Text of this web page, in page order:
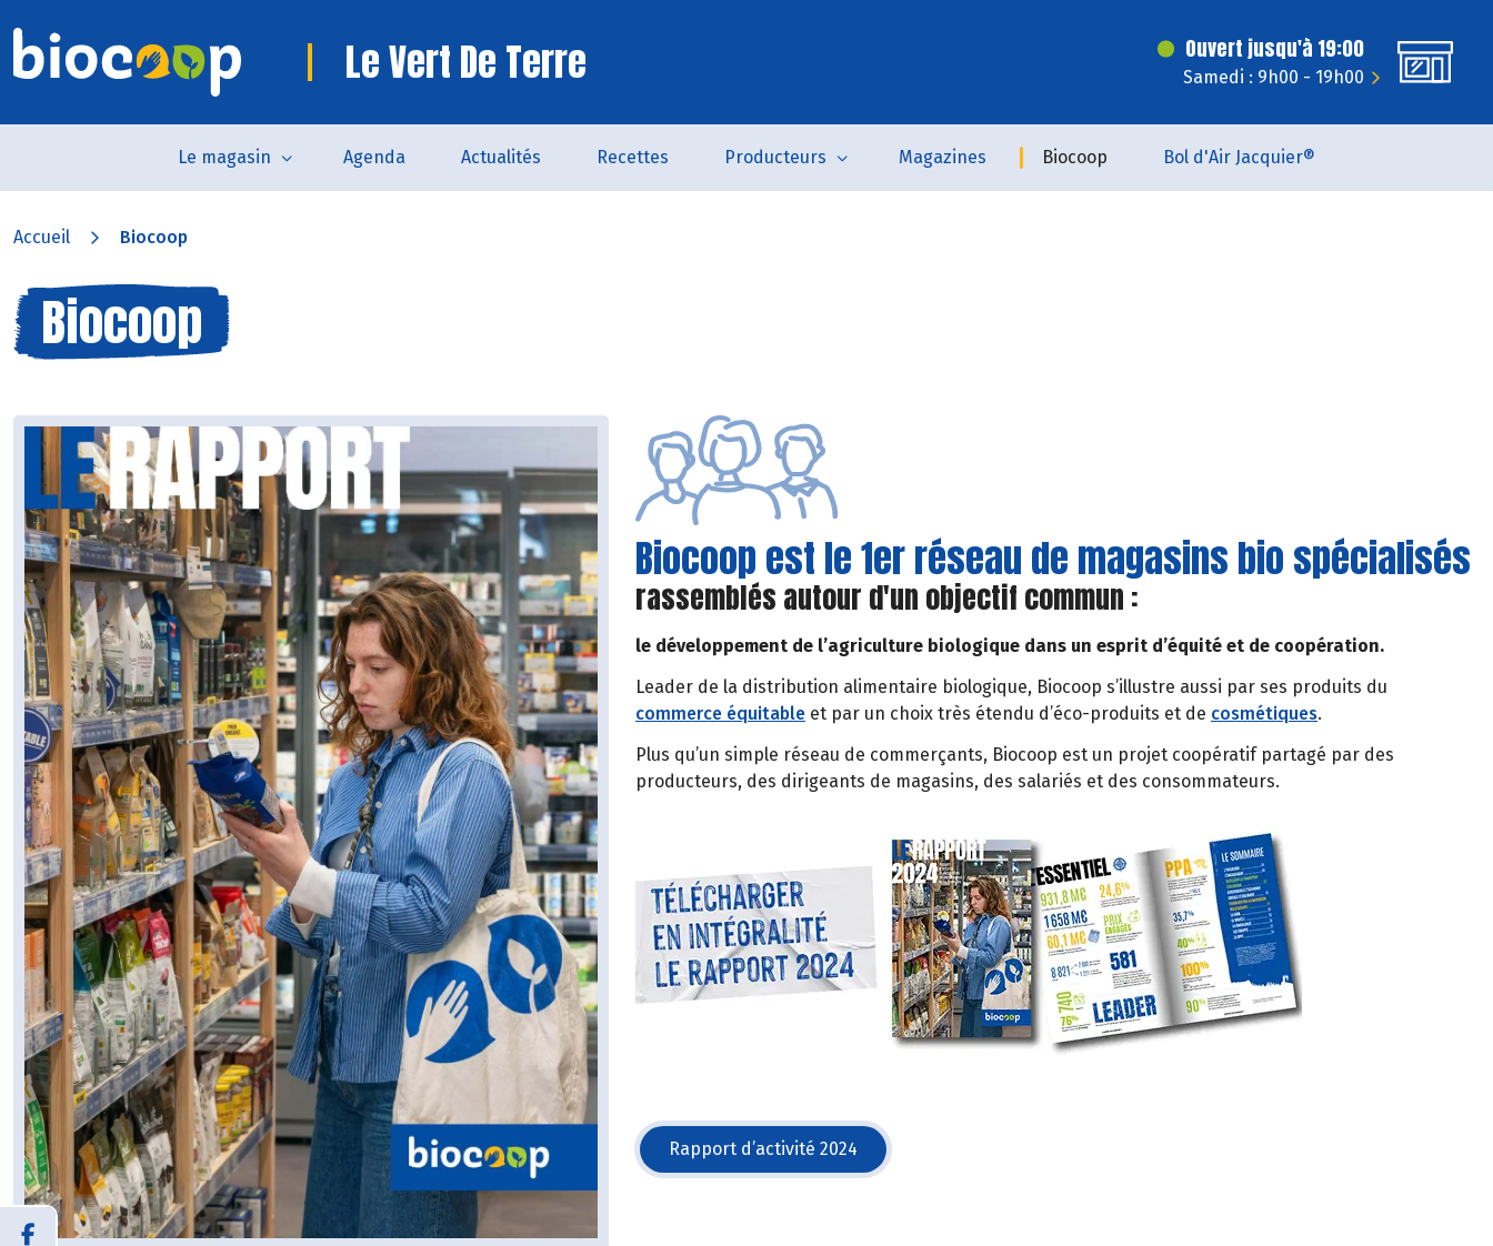
Le Vert De Terre Ouvert jusqu'à 19:00
Samedi : 9h00 - 19h00
Le magasin Agenda Actualités Recettes Producteurs Magazines Biocoop Bol d'Air Jacquier®
Accueil Biocoop
Biocoop
Biocoop est le 1er réseau de magasins bio spécialisés
rassemblés autour d'un objectif commun :
le développement de l’agriculture biologique dans un esprit d’équité et de coopération.
Leader de la distribution alimentaire biologique, Biocoop s’illustre aussi par ses produits du
commerce équitable et par un choix très étendu d’éco-produits et de cosmétiques.
Plus qu’un simple réseau de commerçants, Biocoop est un projet coopératif partagé par des
producteurs, des dirigeants de magasins, des salariés et des consommateurs.
Rapport d’activité 2024
(s'ouvre dans une nouvelle fenêtre)